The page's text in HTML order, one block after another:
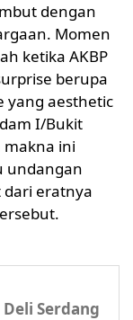
dengan
Momen
ketika AKBP
berupa
yang aesthetic
I/Bukit
makna ini
undangan
dari eratnya
Serdang